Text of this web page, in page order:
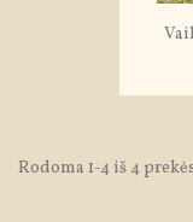
Rodoma 1-4 iš 4